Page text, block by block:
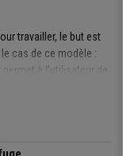
travailler, le but est
cas de ce modèle :
permet à l’utilisateur de
grâce par